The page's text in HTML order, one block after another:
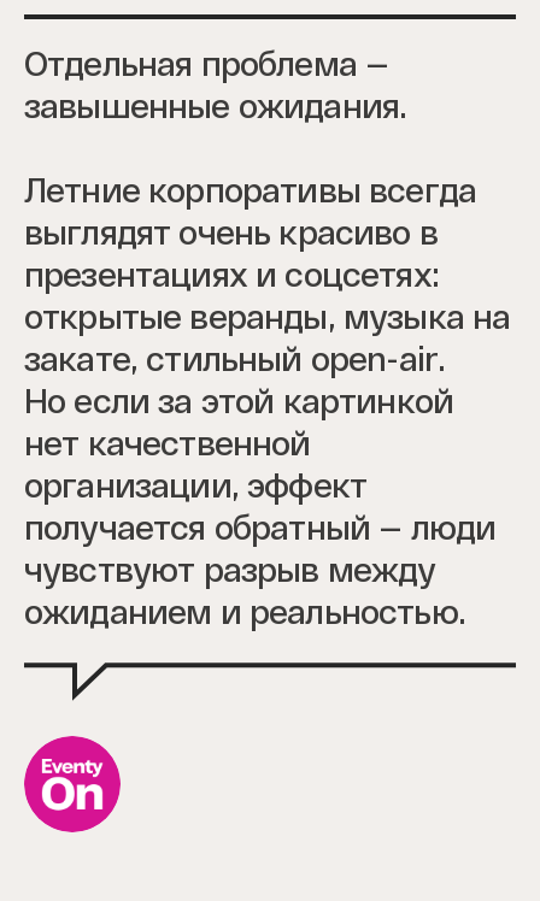
Отдельная проблема —
завышенные ожидания.
Летние корпоративы всегда
выглядят очень красиво в
презентациях и соцсетях:
открытые веранды, музыка на
закате, стильный open-air.
Но если за этой картинкой
нет качественной
организации, эффект
получается обратный — люди
чувствуют разрыв между
ожиданием и реальностью.